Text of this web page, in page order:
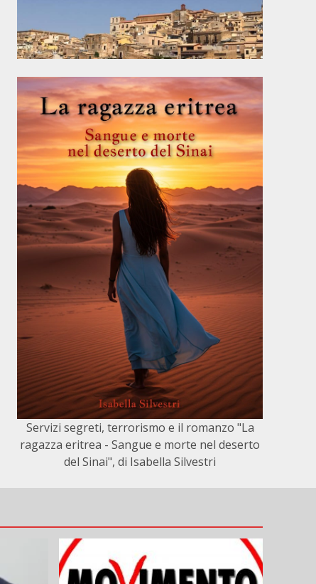
Servizi segreti, terrorismo e il romanzo "La
ragazza eritrea - Sangue e morte nel deserto
del Sinai", di Isabella Silvestri